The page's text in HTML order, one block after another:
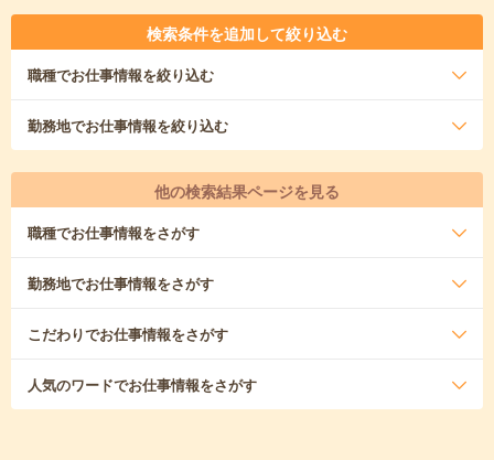
検索条件を追加して絞り込む
職種でお仕事情報を絞り込む
勤務地でお仕事情報を絞り込む
他の検索結果ページを見る
職種でお仕事情報をさがす
勤務地でお仕事情報をさがす
こだわりでお仕事情報をさがす
人気のワードでお仕事情報をさがす